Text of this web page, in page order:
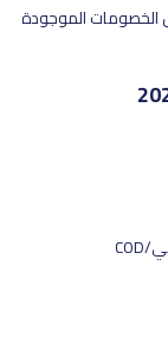
الخصومات الموجودة